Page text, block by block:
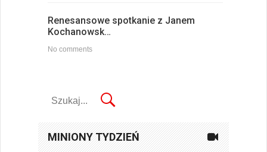
Renesansowe spotkanie z Janem
Kochanowsk…
No comments
MINIONY TYDZIEŃ